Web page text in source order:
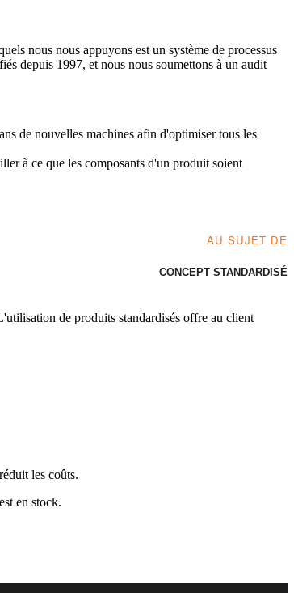
nous nous appuyons est un système de processus
depuis 1997, et nous nous soumettons à un audit
de nouvelles machines afin d'optimiser tous les
à ce que les composants d'un produit soient
AU SUJET DE
CONCEPT STANDARDISÉ
de produits standardisés offre au client
les coûts.
en stock.